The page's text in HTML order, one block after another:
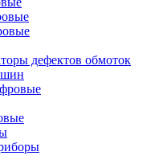
дефектов обмоток